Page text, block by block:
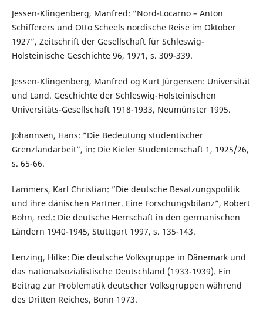
Jessen-Klingenberg, Manfred: ”Nord-Locarno – Anton
Schifferers und Otto Scheels nordische Reise im Oktober
1927”, Zeitschrift der Gesellschaft für Schleswig-
Holsteinische Geschichte 96, 1971, s. 309-339.
Jessen-Klingenberg, Manfred og Kurt Jürgensen: Universität
und Land. Geschichte der Schleswig-Holsteinischen
Universitäts-Gesellschaft 1918-1933, Neumünster 1995.
Johannsen, Hans: ”Die Bedeutung studentischer
Grenzlandarbeit”, in: Die Kieler Studentenschaft 1, 1925/26,
s. 65-66.
Lammers, Karl Christian: ”Die deutsche Besatzungspolitik
und ihre dänischen Partner. Eine Forschungsbilanz”, Robert
Bohn, red.: Die deutsche Herrschaft in den germanischen
Ländern 1940-1945, Stuttgart 1997, s. 135-143.
Lenzing, Hilke: Die deutsche Volksgruppe in Dänemark und
das nationalsozialistische Deutschland (1933-1939). Ein
Beitrag zur Problematik deutscher Volksgruppen während
des Dritten Reiches, Bonn 1973.